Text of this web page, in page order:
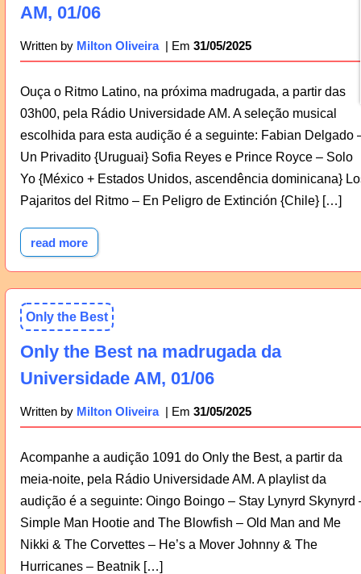
AM, 01/06
Written by Milton Oliveira 31/05/2025
Ouça o Ritmo Latino, na próxima madrugada, a partir das
03h00, pela Rádio Universidade AM. A seleção musical
escolhida para esta audição é a seguinte: Fabian Delgado
Un Privadito {Uruguai} Sofia Reyes e Prince Royce – Solo
Yo {México + Estados Unidos, ascendência dominicana}
Pajaritos del Ritmo – En Peligro de Extinción {Chile} […]
read more
Only the Best
Only the Best na madrugada da
Universidade AM, 01/06
Written by Milton Oliveira 31/05/2025
Acompanhe a audição 1091 do Only the Best, a partir da
meia-noite, pela Rádio Universidade AM. A playlist da
audição é a seguinte: Oingo Boingo – Stay Lynyrd Skynyrd
Simple Man Hootie and The Blowfish – Old Man and Me
Nikki & The Corvettes – He’s a Mover Johnny & The
Hurricanes – Beatnik […]